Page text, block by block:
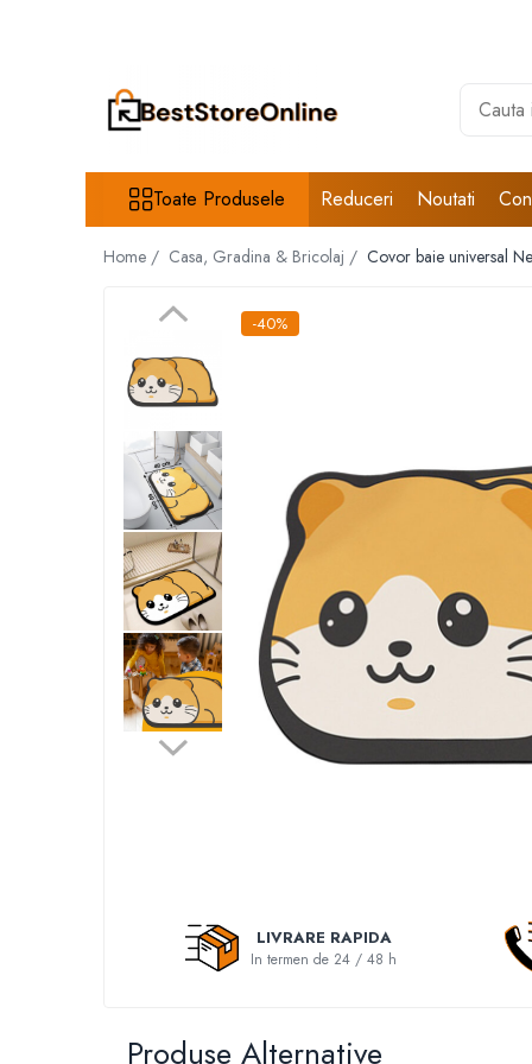
Accesorii aparate climatizare
Accesorii si Piese Aspiratoare
Aspiratoare Universale
Tefal Rowenta X-Force Flex
Xiaomi Roborock
Accesorii auto interioare
Aspiratoare Auto
Produse Cosmetica Auto
Casa, Gradina & Bricolaj
Accesorii mese si scaune
Accesorii prize si intrerupatoare
Echipamente protectia muncii
Frapiere si Clesti Gheata
Toate Produsele Reduceri Noutati
Home / Casa, Gradina & Bricolaj / Covor baie universal
-40%
LIVRARE RAPIDA
In termen de 24 / 48 h
Produse Alternative